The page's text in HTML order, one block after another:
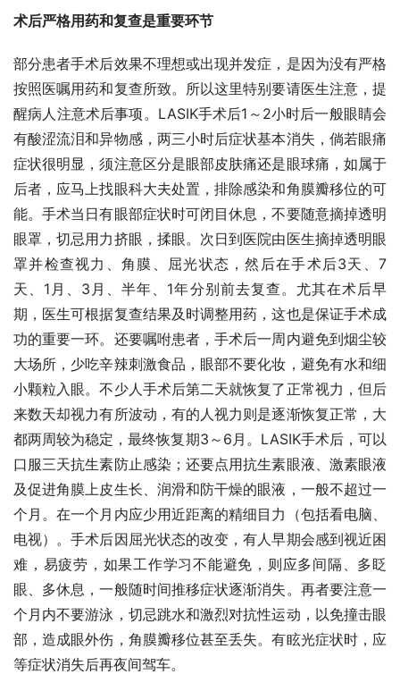
术后严格用药和复查是重要环节
部分患者手术后效果不理想或出现并发症，是因为没有严格
按照医嘱用药和复查所致。所以这里特别要请医生注意，提
醒病人注意术后事项。LASIK手术后1～2小时后一般眼睛会
有酸涩流泪和异物感，两三小时后症状基本消失，倘若眼痛
症状很明显，须注意区分是眼部皮肤痛还是眼球痛，如属于
后者，应马上找眼科大夫处置，排除感染和角膜瓣移位的可
能。手术当日有眼部症状时可闭目休息，不要随意摘掉透明
眼罩，切忌用力挤眼，揉眼。次日到医院由医生摘掉透明眼
罩并检查视力、角膜、屈光状态，然后在手术后3天、7
天、1月、3月、半年、1年分别前去复查。尤其在术后早
期，医生可根据复查结果及时调整用药，这也是保证手术成
功的重要一环。还要嘱咐患者，手术后一周内避免到烟尘较
大场所，少吃辛辣刺激食品，眼部不要化妆，避免有水和细
小颗粒入眼。不少人手术后第二天就恢复了正常视力，但后
来数天却视力有所波动，有的人视力则是逐渐恢复正常，大
都两周较为稳定，最终恢复期3～6月。LASIK手术后，可以
口服三天抗生素防止感染；还要点用抗生素眼液、激素眼液
及促进角膜上皮生长、润滑和防干燥的眼液，一般不超过一
个月。在一个月内应少用近距离的精细目力（包括看电脑、
电视）。手术后因屈光状态的改变，有人早期会感到视近困
难，易疲劳，如果工作学习不能避免，则应多间隔、多眨
眼、多休息，一般随时间推移症状逐渐消失。再者要注意一
个月内不要游泳，切忌跳水和激烈对抗性运动，以免撞击眼
部，造成眼外伤，角膜瓣移位甚至丢失。有眩光症状时，应
等症状消失后再夜间驾车。